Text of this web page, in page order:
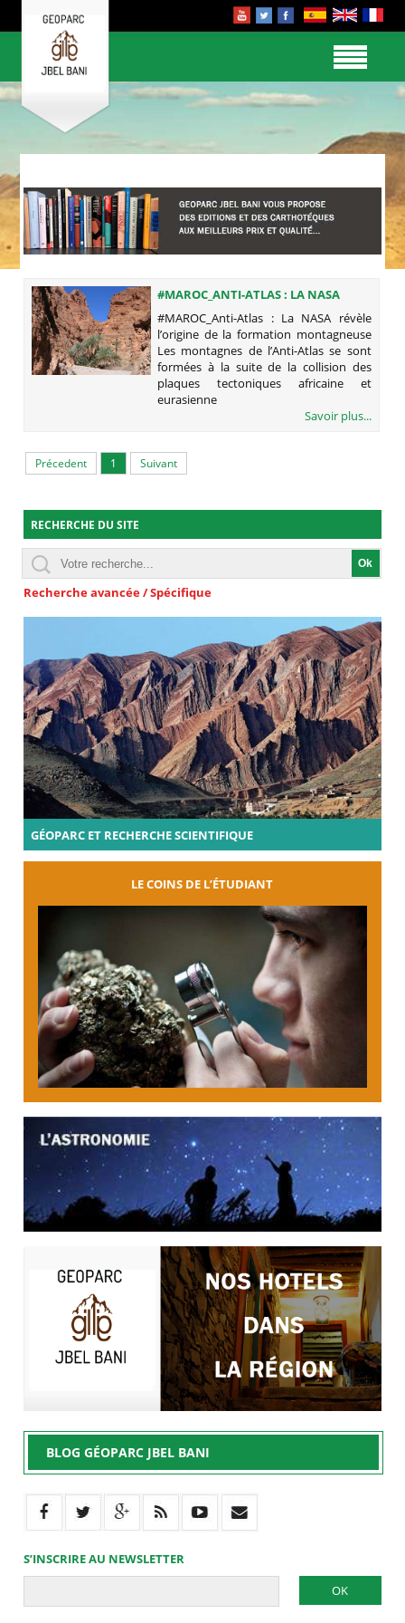
#MAROC_ANTI-ATLAS : LA NASA
RÉVÈLE L’ORIGINE DE LA FORMATION
MONTAGNEUSE
#MAROC_Anti-Atlas : La NASA révèle
l’origine de la formation montagneuse
Les montagnes de l’Anti-Atlas se sont
formées à la suite de la collision des
plaques tectoniques africaine et
eurasienne
Savoir plus...
Précedent 1 Suivant
RECHERCHE DU SITE
Recherche avancée / Spécifique
GÉOPARC ET RECHERCHE SCIENTIFIQUE
LE COINS DE L’ÉTUDIANT
BLOG GÉOPARC JBEL BANI
S’INSCRIRE AU NEWSLETTER